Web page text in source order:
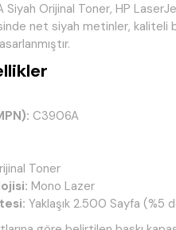
Siyah Orijinal Toner, HP
net siyah metinler, kaliteli
C3906A
Toner
Mono Lazer
Yaklaşık 2.500 Sayfa (%5